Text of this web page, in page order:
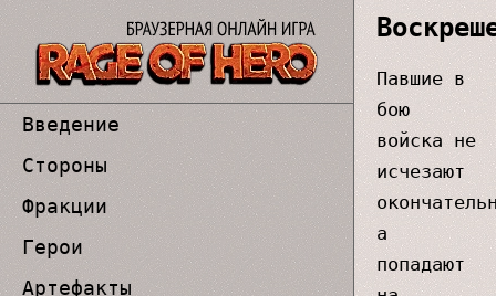
Введение
Стороны
Фракции
Герои
Артефакты
Павшие в
бою
войска не
исчезают
а
попадают